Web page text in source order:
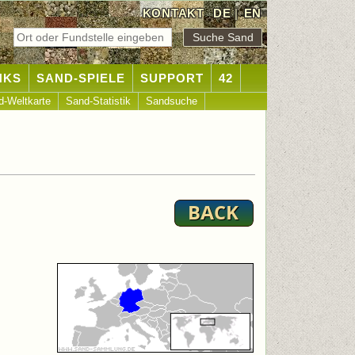
KONTAKT DE|EN
SAND-SPIELE SUPPORT 42
Weltkarte Sand-Statistik Sandsuche